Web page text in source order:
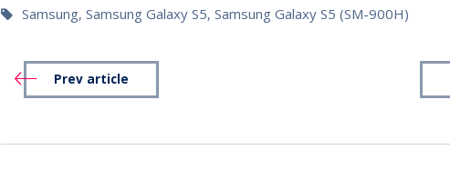
Samsung,Samsung Galaxy S5,Samsung Galaxy S5 (SM-900H)
Prev article